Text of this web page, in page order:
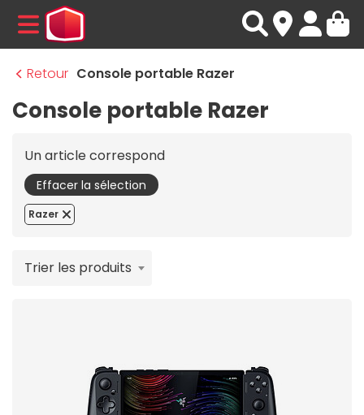
MENU
Retour Console portable Razer
Console portable Razer
Un article correspond
Effacer la sélection
Razer
Trier les produits